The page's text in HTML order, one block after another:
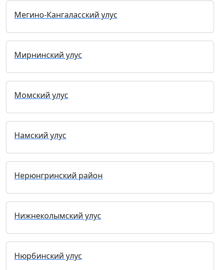
Мегино-Кангаласский улус
Мирнинский улус
Момский улус
Намский улус
Нерюнгринский район
Нижнеколымский улус
Нюрбинский улус